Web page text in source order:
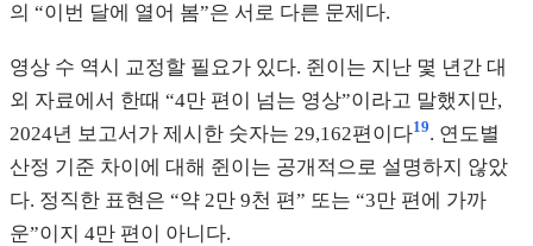
의 “이번 달에 열어 봄”은 서로 다른 문제다.
영상 수 역시 교정할 필요가 있다. 쥔이는 지난 몇 년간 대
외 자료에서 한때 “4만 편이 넘는 영상”이라고 말했지만,
2024년 보고서가 제시한 숫자는 29,162편이다19. 연도별
산정 기준 차이에 대해 쥔이는 공개적으로 설명하지 않았
다. 정직한 표현은 “약 2만 9천 편” 또는 “3만 편에 가까
운”이지 4만 편이 아니다.